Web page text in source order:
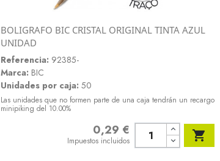
BOLIGRAFO BIC CRISTAL ORIGINAL TINTA AZUL
UNIDAD
Referencia: 92385-
Marca: BIC
Unidades por caja: 50
Las unidades que no formen parte de una caja tendrán un recargo
minipiking del 10.00%
0,29 €
Impuestos incluidos 